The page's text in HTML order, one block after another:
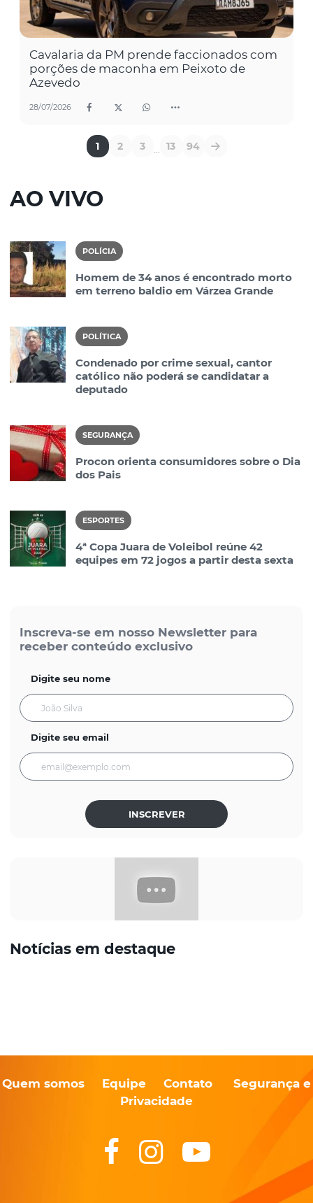
Cavalaria da PM prende faccionados com
porções de maconha em Peixoto de
Azevedo
28/07/2026
1 2 3 ... 13 94
AO VIVO
POLÍCIA
Homem de 34 anos é encontrado morto
em terreno baldio em Várzea Grande
POLÍTICA
Condenado por crime sexual, cantor
católico não poderá se candidatar a
deputado
SEGURANÇA
Procon orienta consumidores sobre o Dia
dos Pais
ESPORTES
4ª Copa Juara de Voleibol reúne 42
equipes em 72 jogos a partir desta sexta
Inscreva-se em nosso Newsletter para
receber conteúdo exclusivo
Digite seu nome
Digite seu email
INSCREVER
Notícias em destaque
Quem somos Equipe Contato
Segurança e
Privacidade